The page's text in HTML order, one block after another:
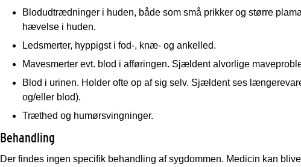
Blodudtrædninger i huden, både som små prikker og større
hævelse i huden.
Ledsmerter, hyppigst i fod-, knæ- og ankelled.
Mavesmerter evt. blod i afføringen. Sjældent alvorlige
Blod i urinen. Holder ofte op af sig selv. Sjældent ses
og/eller blod).
Træthed og humørsvingninger.
Behandling
Der findes ingen specifik behandling af sygdommen. Medicin kan